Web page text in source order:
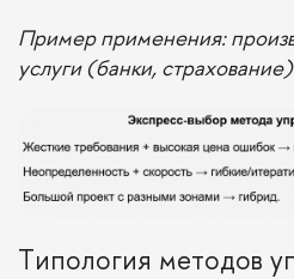
Пример применения:
услуги (банки, страхование)
Типология методов